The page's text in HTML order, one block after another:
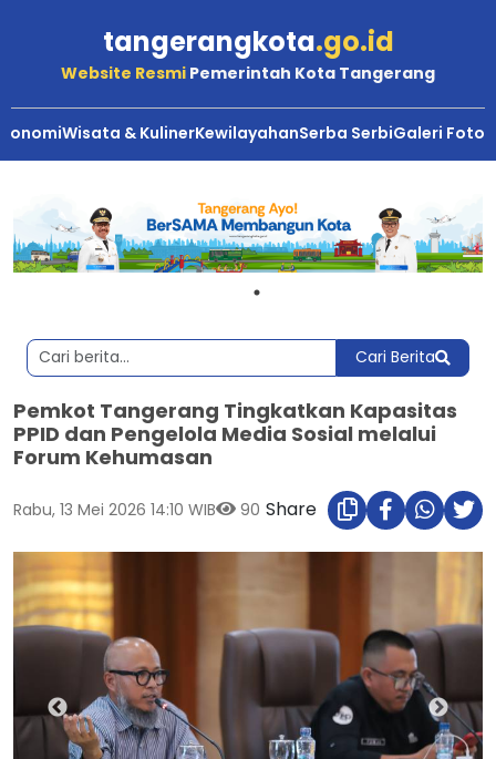
tangerangkota.go.id
Website Resmi Pemerintah Kota Tangerang
Wisata & KulinerKewilayahanSerba SerbiGaleri Foto
Cari Berita
Pemkot Tangerang Tingkatkan Kapasitas
PPID dan Pengelola Media Sosial melalui
Forum Kehumasan
Rabu, 13 Mei 2026 14:10 WIB 90 Share